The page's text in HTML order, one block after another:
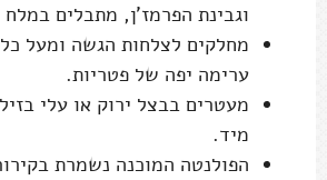
וגבינת הפרמז'ן, מתבלים
מחלקים לצלחות הגשה ומעל
ערימה יפה של פטריות.
מעטרים בבצל ירוק או עלי
מיד.
הפולנטה המוכנה נשמרת בקירור 4